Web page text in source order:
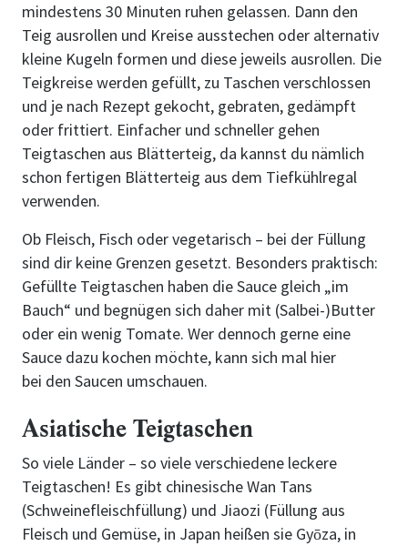
mindestens 30 Minuten ruhen gelassen. Dann den
Teig ausrollen und Kreise ausstechen oder alternativ
kleine Kugeln formen und diese jeweils ausrollen. Die
Teigkreise werden gefüllt, zu Taschen verschlossen
und je nach Rezept gekocht, gebraten, gedämpft
oder frittiert. Einfacher und schneller gehen
Teigtaschen aus Blätterteig, da kannst du nämlich
schon fertigen Blätterteig aus dem Tiefkühlregal
verwenden.
Ob Fleisch, Fisch oder vegetarisch – bei der Füllung
sind dir keine Grenzen gesetzt. Besonders praktisch:
Gefüllte Teigtaschen haben die Sauce gleich „im
Bauch“ und begnügen sich daher mit (Salbei-)Butter
oder ein wenig Tomate. Wer dennoch gerne eine
Sauce dazu kochen möchte, kann sich mal hier
bei den Saucen umschauen.
Asiatische Teigtaschen
So viele Länder – so viele verschiedene leckere
Teigtaschen! Es gibt chinesische Wan Tans
(Schweinefleischfüllung) und Jiaozi (Füllung aus
Fleisch und Gemüse, in Japan heißen sie Gyōza, in